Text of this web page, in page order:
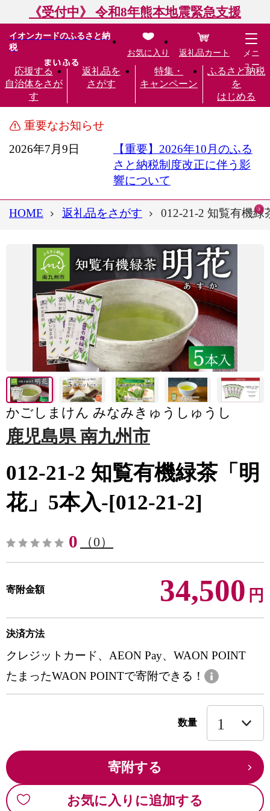
《受付中》 令和8年熊本地震緊急支援
イオンカードのふるさと納
税
応援する
自治体をさが
す
返礼品を
さがす
特集・
キャンペーン
ふるさと納税
を
はじめる
お気に入り 返礼品カート
メニ
ュー
重要なお知らせ
2026年7月9日
【重要】2026年10月のふる
さと納税制度改正に伴う影
響について
HOME 返礼品をさがす 012-21-2 知覧有機緑
かごしまけん みなみきゅうしゅうし
鹿児島県 南九州市
012-21-2 知覧有機緑茶「明
花」5本入-[012-21-2]
0 （0）
寄附金額 34,500 円
決済方法
クレジットカード、AEON Pay、WAON POINT
たまったWAON POINTで寄附できる！
数量
寄附する
お気に入りに追加する